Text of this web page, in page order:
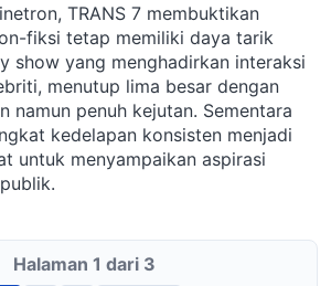
TRANS 7 membuktikan
fiksi tetap memiliki daya tarik
show yang menghadirkan interaksi
menutup lima besar dengan
namun penuh kejutan. Sementara
kedelapan konsisten menjadi
untuk menyampaikan aspirasi
Halaman 1 dari 3